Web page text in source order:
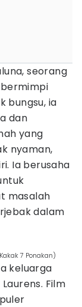
seorang
bungsu, ia
dan
yang
nyaman,
Ia berusaha
masalah
dalam
7 Ponakan)
keluarga
Film